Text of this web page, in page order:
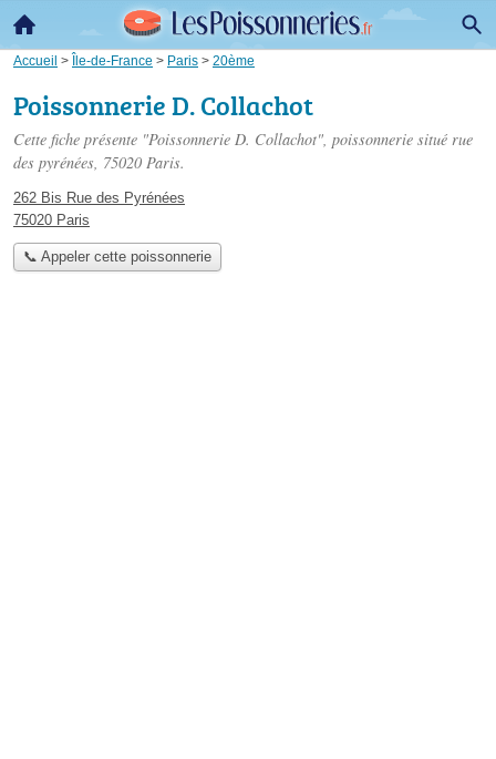
Accueil > Île-de-France > Paris > 20ème
Poissonnerie D. Collachot
Cette fiche présente "Poissonnerie D. Collachot", poissonnerie situé rue
des pyrénées, 75020 Paris.
262 Bis Rue des Pyrénées
75020 Paris
📞 Appeler cette poissonnerie